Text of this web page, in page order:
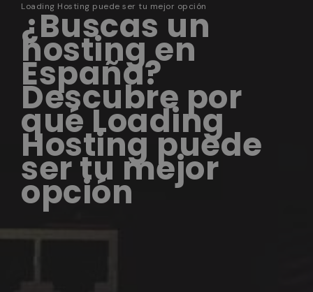
Loading Hosting puede ser tu mejor opción
¿Buscas un
hosting en
España?
Descubre por
qué Loading
Hosting puede
ser tu mejor
opción